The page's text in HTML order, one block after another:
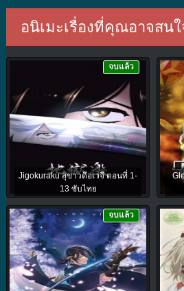
อนิเมะเรื่องที่คุณอาจสนใ
Jigokuraku สุขาวดีอเวจี ตอนที่ 1-
13 ซับไทย
จบแล้ว
จบแล้ว